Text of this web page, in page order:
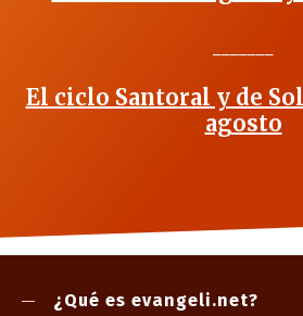
El ciclo Santoral y de
agosto
¿Qué es evangeli.net?